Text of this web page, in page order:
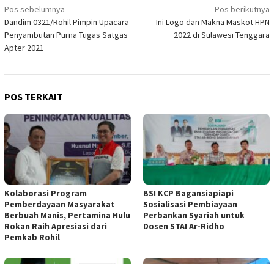
Navigasi
pos
Pos sebelumnya
Dandim 0321/Rohil Pimpin Upacara
Penyambutan Purna Tugas Satgas
Apter 2021
Pos berikutnya
Ini Logo dan Makna Maskot HPN
2022 di Sulawesi Tenggara
POS TERKAIT
Kolaborasi Program
Pemberdayaan Masyarakat
Berbuah Manis, Pertamina Hulu
Rokan Raih Apresiasi dari
Pemkab Rohil
BSI KCP Bagansiapiapi
Sosialisasi Pembiayaan
Perbankan Syariah untuk
Dosen STAI Ar-Ridho